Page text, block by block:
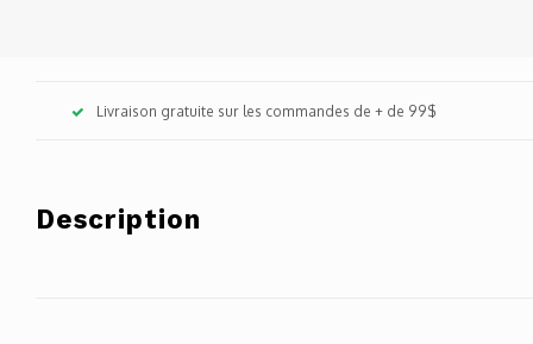
Livraison gratuite sur les commandes de + de 99$
Description